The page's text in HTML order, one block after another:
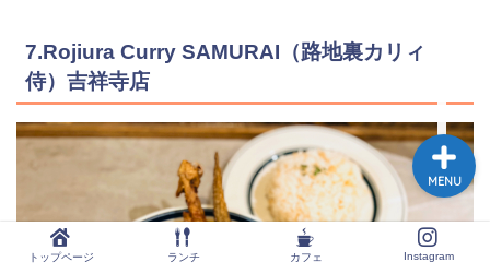
7.Rojiura Curry SAMURAI（路地裏カリィ
侍）吉祥寺店
トップページ ランチ カフェ Instagram
MENU
Instagram